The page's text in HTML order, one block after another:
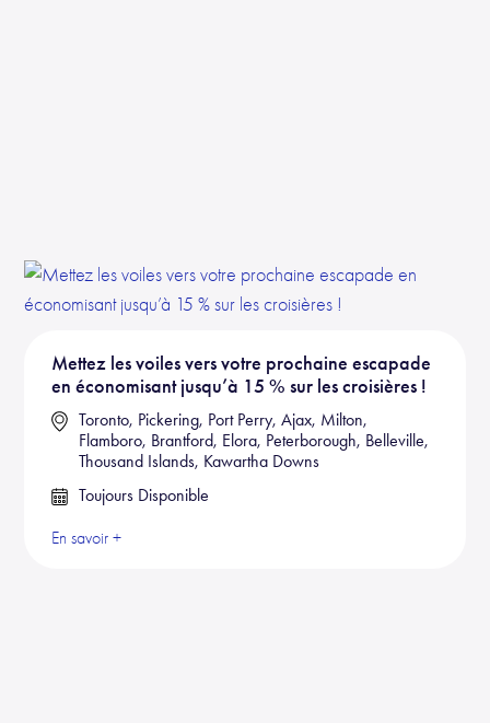
Mettez les voiles vers votre prochaine escapade
en économisant jusqu’à 15 % sur les croisières !
Toronto, Pickering, Port Perry, Ajax, Milton,
Flamboro, Brantford, Elora, Peterborough, Belleville,
Thousand Islands, Kawartha Downs
Toujours Disponible
En savoir +